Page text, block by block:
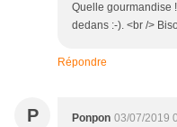
Quelle gourmandise
dedans :-). <br />
Répondre
P Ponpon 03/07/2019